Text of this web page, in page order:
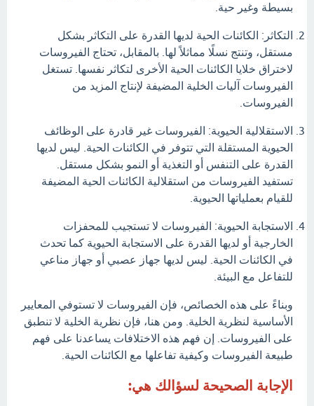
بسيطة وغير حية.
التكاثر: الكائنات الحية لديها القدرة على التكاثر بشكل
مستقل، وتنتج نسلًا مماثلاً لها. بالمقابل، تحتاج الفيروسات
لاختراق خلايا الكائنات الحية الأخرى لتكاثر نفسها. تستغل
الفيروسات آليات الخلية المضيفة لإنتاج المزيد من
الفيروسات.
الاستقلالية الحيوية: الفيروسات غير قادرة على الوظائف
الحيوية المستقلة التي تتوفر في الكائنات الحية. ليس لديها
القدرة على التنفس أو التغذية أو النمو بشكل مستقل.
تستفيد الفيروسات من استقلالية الكائنات الحية المضيفة
للقيام بعملياتها الحيوية.
الاستجابة الحيوية: الفيروسات لا تستجيب للمحفزات
الخارجية أو لديها القدرة على الاستجابة الحيوية كما تحدث
في الكائنات الحية. ليس لديها جهاز عصبي أو جهاز مناعي
للتفاعل مع البيئة.
وبناءً على هذه الخصائص، فإن الفيروسات لا تستوفي المعايير
الأساسية لنظرية الخلية. ومن هنا، فإن نظرية الخلية لا تنطبق
على الفيروسات. إن فهم هذه الاختلافات يساعدنا على فهم
طبيعة الفيروسات وكيفية تفاعلها مع الكائنات الحية.
الإجابة الصحيحة لسؤالك هي: